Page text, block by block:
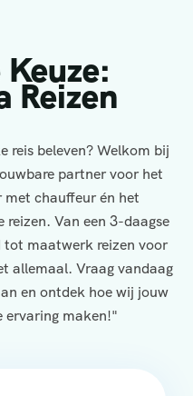
Reizen
reis beleven? Welkom bij
partner voor het
met chauffeur én het
reizen. Van een 3-daagse
tot maatwerk reizen voor
allemaal. Vraag vandaag
en ontdek hoe wij jouw
ervaring maken!"